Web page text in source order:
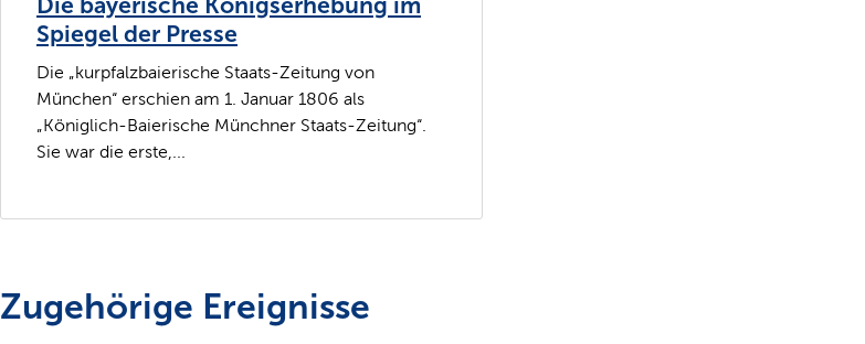
Spiegel der Presse
Die „kurpfalzbaierische Staats-Zeitung von
München“ erschien am 1. Januar 1806 als
„Königlich-Baierische Münchner Staats-Zeitung“.
Sie war die erste,...
Zugehörige Ereignisse